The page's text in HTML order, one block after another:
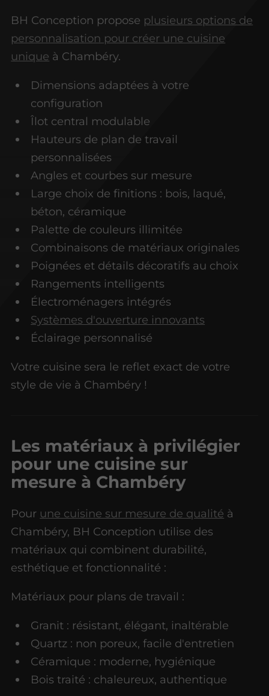
BH Conception propose plusieurs options de
personnalisation pour créer une cuisine
unique à Chambéry.
Dimensions adaptées à votre
configuration
Îlot central modulable
Hauteurs de plan de travail
personnalisées
Angles et courbes sur mesure
Large choix de finitions : bois, laqué,
béton, céramique
Palette de couleurs illimitée
Combinaisons de matériaux originales
Poignées et détails décoratifs au choix
Rangements intelligents
Électroménagers intégrés
Systèmes d'ouverture innovants
Éclairage personnalisé
Votre cuisine sera le reflet exact de votre
style de vie à Chambéry !
Les matériaux à privilégier
pour une cuisine sur
mesure à Chambéry
Pour une cuisine sur mesure de qualité à
Chambéry, BH Conception utilise des
matériaux qui combinent durabilité,
esthétique et fonctionnalité :
Matériaux pour plans de travail :
Granit : résistant, élégant, inaltérable
Quartz : non poreux, facile d'entretien
Céramique : moderne, hygiénique
Bois traité : chaleureux, authentique